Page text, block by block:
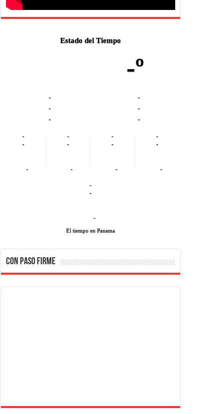
Estado del Tiempo
-º
-
-
-
-
-
-
-
-
-
-
-
-
-
-
-
-
-
-
-
-
-
El tiempo en Panama
CON PASO FIRME